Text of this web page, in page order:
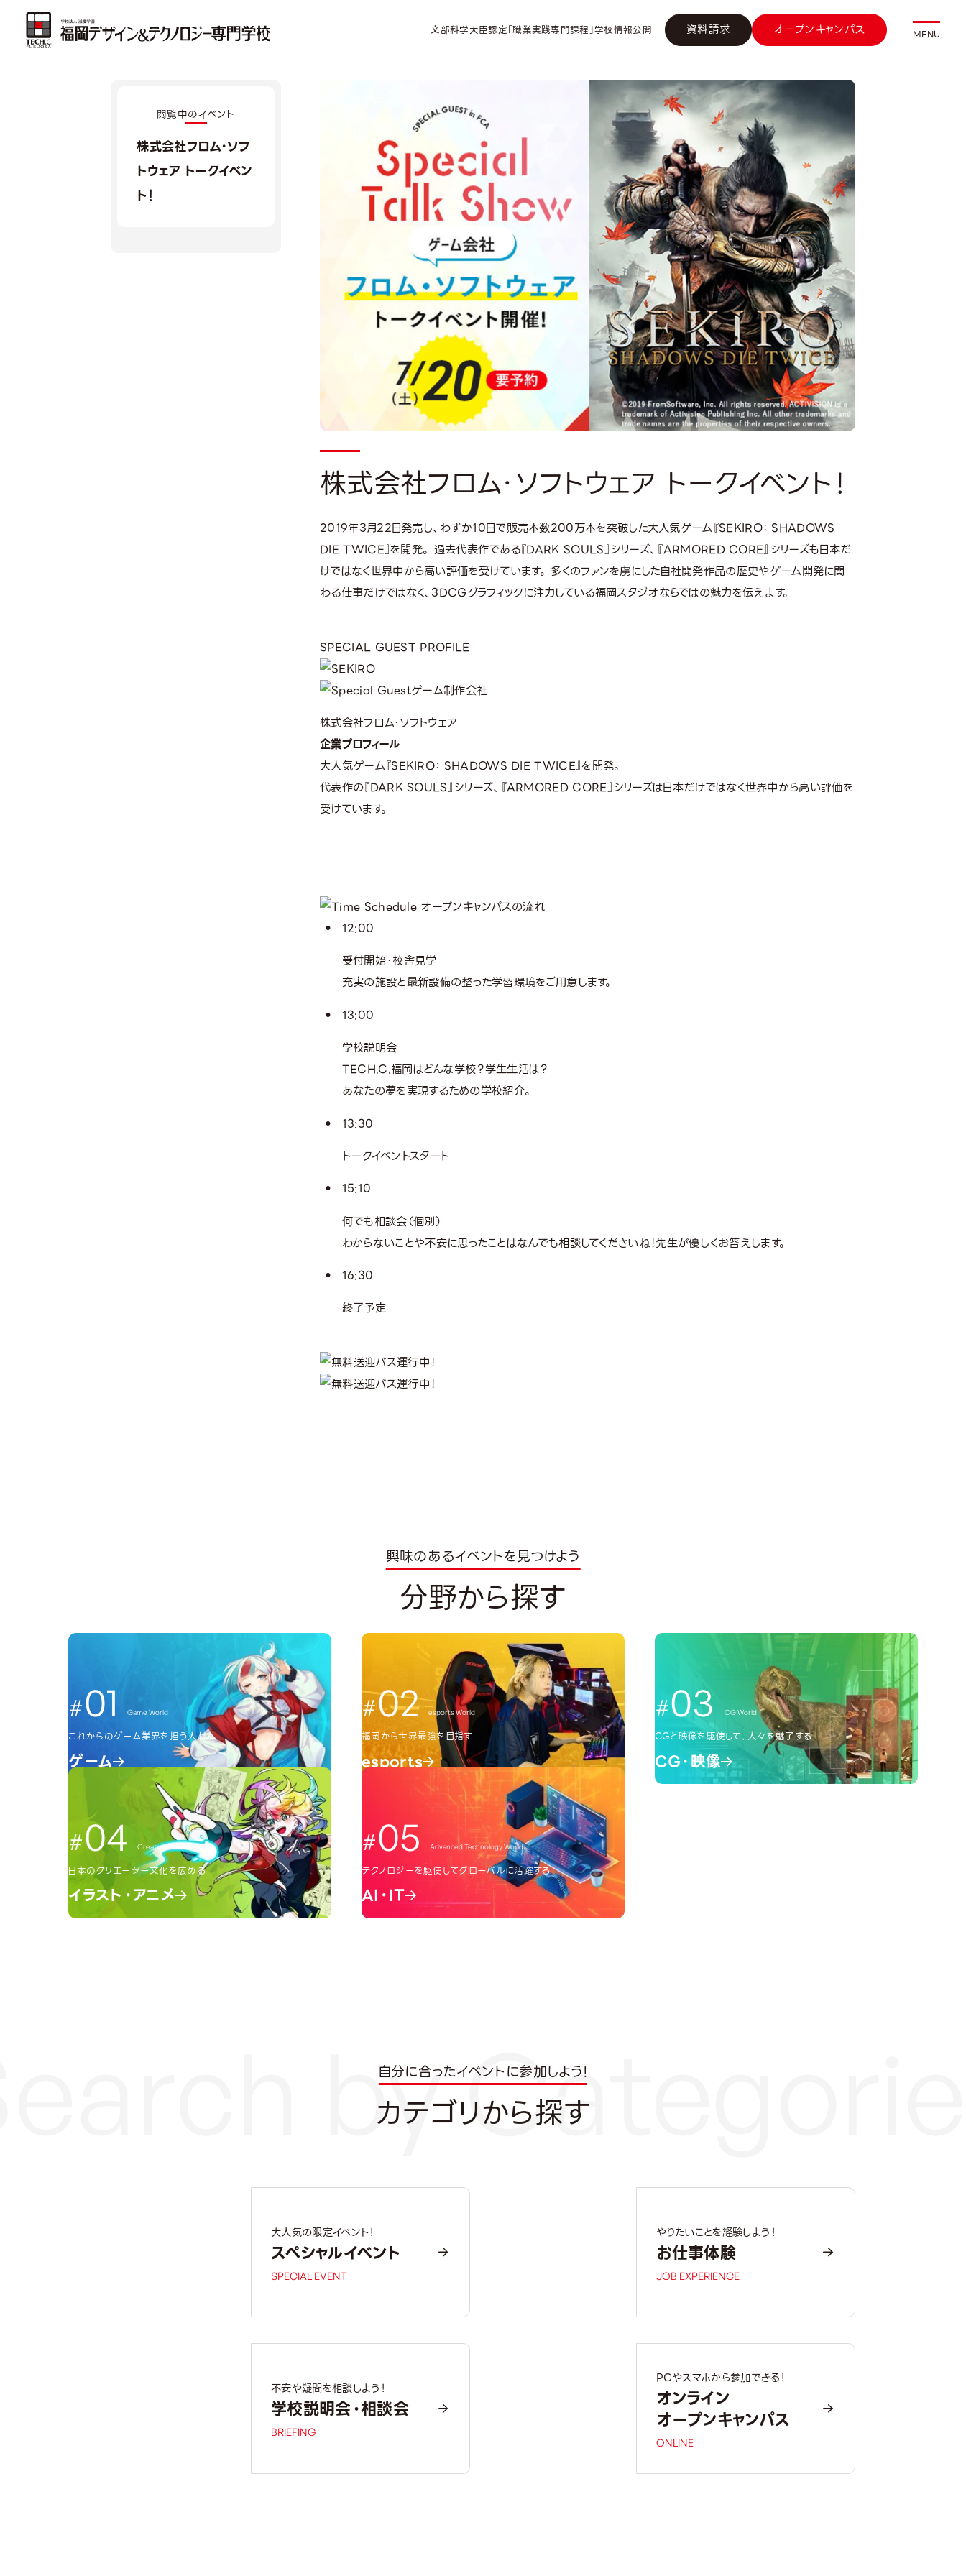
文部科学大臣認定「職業実践専門課程」学校情報公開 資料請求 オープンキャンパス MENU
閲覧中のイベント
株式会社フロム・ソフ
トウェア トークイベン
ト！
株式会社フロム・ソフトウェア トークイベント！
2019年3月22日発売し、わずか10日で販売本数200万本を突破した大人気ゲーム『SEKIRO： SHADOWS
DIE TWICE』を開発。 過去代表作である『DARK SOULS』シリーズ、『ARMORED CORE』シリーズも日本だ
けではなく世界中から高い評価を受けています。 多くのファンを虜にした自社開発作品の歴史やゲーム開発に関
わる仕事だけではなく、3DCGグラフィックに注力している福岡スタジオならではの魅力を伝えます。
SPECIAL GUEST PROFILE
ゲーム制作会社
株式会社フロム・ソフトウェア
企業プロフィール
大人気ゲーム『SEKIRO： SHADOWS DIE TWICE』を開発。
代表作の『DARK SOULS』シリーズ、『ARMORED CORE』シリーズは日本だけではなく世界中から高い評価を
受けています。
12:00
受付開始・校舎見学
充実の施設と最新設備の整った学習環境をご用意します。
13:00
学校説明会
TECH.C.福岡はどんな学校？学生生活は？
あなたの夢を実現するための学校紹介。
13:30
トークイベントスタート
15:10
何でも相談会（個別）
わからないことや不安に思ったことはなんでも相談してくださいね！先生が優しくお答えします。
16:30
終了予定
興味のあるイベントを見つけよう
分野から探す
01 Game World
これからのゲーム業界を担う人材へ
ゲーム
02 esports World
福岡から世界最強を目指す
esports
03 CG World
CGと映像を駆使して、人々を魅了する
CG・映像
04 Creator World
日本のクリエーター文化を広める
イラスト・アニメ
05 Advanced Technology World
テクノロジーを駆使してグローバルに活躍する
AI・IT
自分に合ったイベントに参加しよう!
カテゴリから探す
大人気の限定イベント！
スペシャルイベント
SPECIAL EVENT
やりたいことを経験しよう！
お仕事体験
JOB EXPERIENCE
不安や疑問を相談しよう！
学校説明会・相談会
BRIEFING
PCやスマホから参加できる！
オンライン
オープンキャンパス
ONLINE